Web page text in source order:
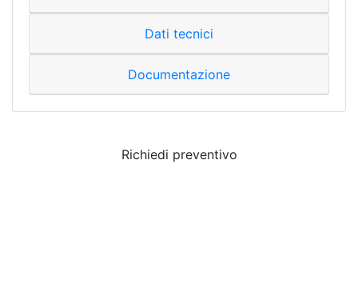
Dati tecnici
Documentazione
Richiedi preventivo